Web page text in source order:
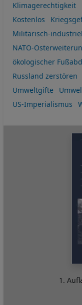
Klimagerechtigkeit
Kostenlos
Militärisch-
NATO-
ökologischer
Russland zerstören
Umweltgifte
US-Imperialismus
1.